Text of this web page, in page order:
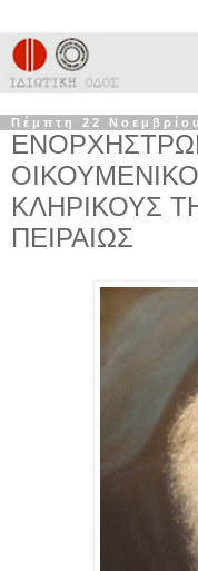
Πέμπτη 22
ΚΛΗΡΙΚΟΥΣ
ΠΕΙΡΑΙΩΣ